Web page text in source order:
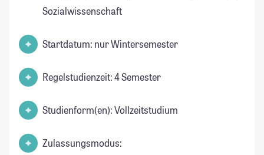
Sozialwissenschaft
Startdatum: nur Wintersemester
Regelstudienzeit: 4 Semester
Studienform(en): Vollzeitstudium
Zulassungsmodus: